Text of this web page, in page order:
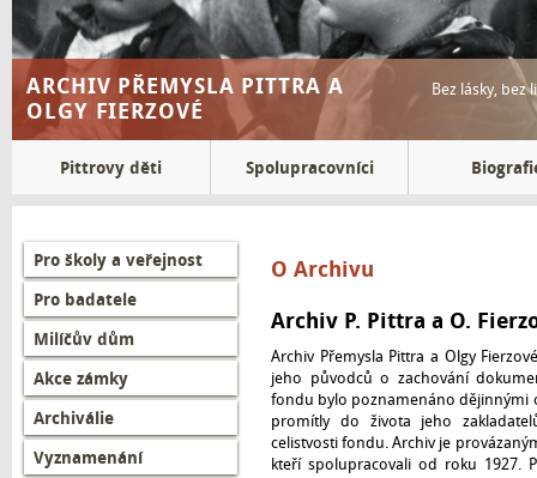
ARCHIV PŘEMYSLA PITTRA A
OLGY FIERZOVÉ
Bez lásky, bez
Pittrovy děti Spolupracovníci
Left
menu
CZ
Pro školy a veřejnost
Pro badatele
Milíčův dům
Akce zámky
Archiválie
Vyznamenání
O Archivu
Archiv P. Pittra a O.
Archiv Přemysla Pittra a Olgy
jeho původců o zachování
fondu bylo poznamenáno dějinnými
promítly do života jeho
celistvosti fondu. Archiv je
kteří spolupracovali od roku 1927.